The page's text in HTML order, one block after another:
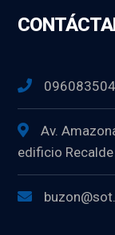
Av.
edificio Recalde